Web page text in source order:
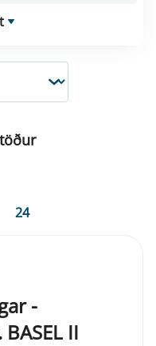
24
-
II